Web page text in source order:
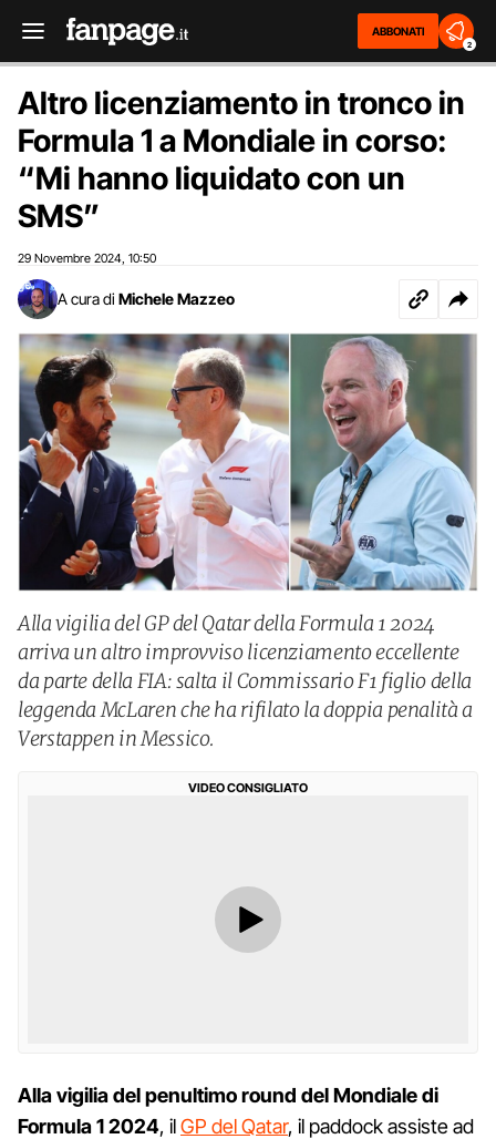
ABBONATI
2
Altro licenziamento in tronco in
Formula 1 a Mondiale in corso:
“Mi hanno liquidato con un
SMS”
29 Novembre 2024 10:50
A cura di Michele Mazzeo
Alla vigilia del GP del Qatar della Formula 1 2024
arriva un altro improvviso licenziamento eccellente
da parte della FIA: salta il Commissario F1 figlio della
leggenda McLaren che ha rifilato la doppia penalità a
Verstappen in Messico.
VIDEO CONSIGLIATO
Alla vigilia del penultimo round del Mondiale di
Formula 1 2024, ilGP del Qatar, il paddock assiste ad